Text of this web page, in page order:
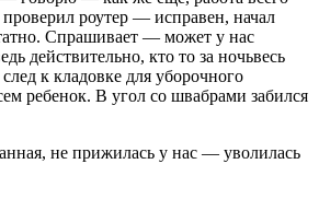
роутер — исправен, начал
Спрашивает — может у нас
действительно, кто то за ночьвесь
к кладовке для уборочного
ребенок. В угол со швабрами забился
не прижилась у нас — уволилась